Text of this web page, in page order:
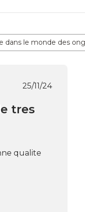
dans le monde des
Date
25/11/24
tres
qualite